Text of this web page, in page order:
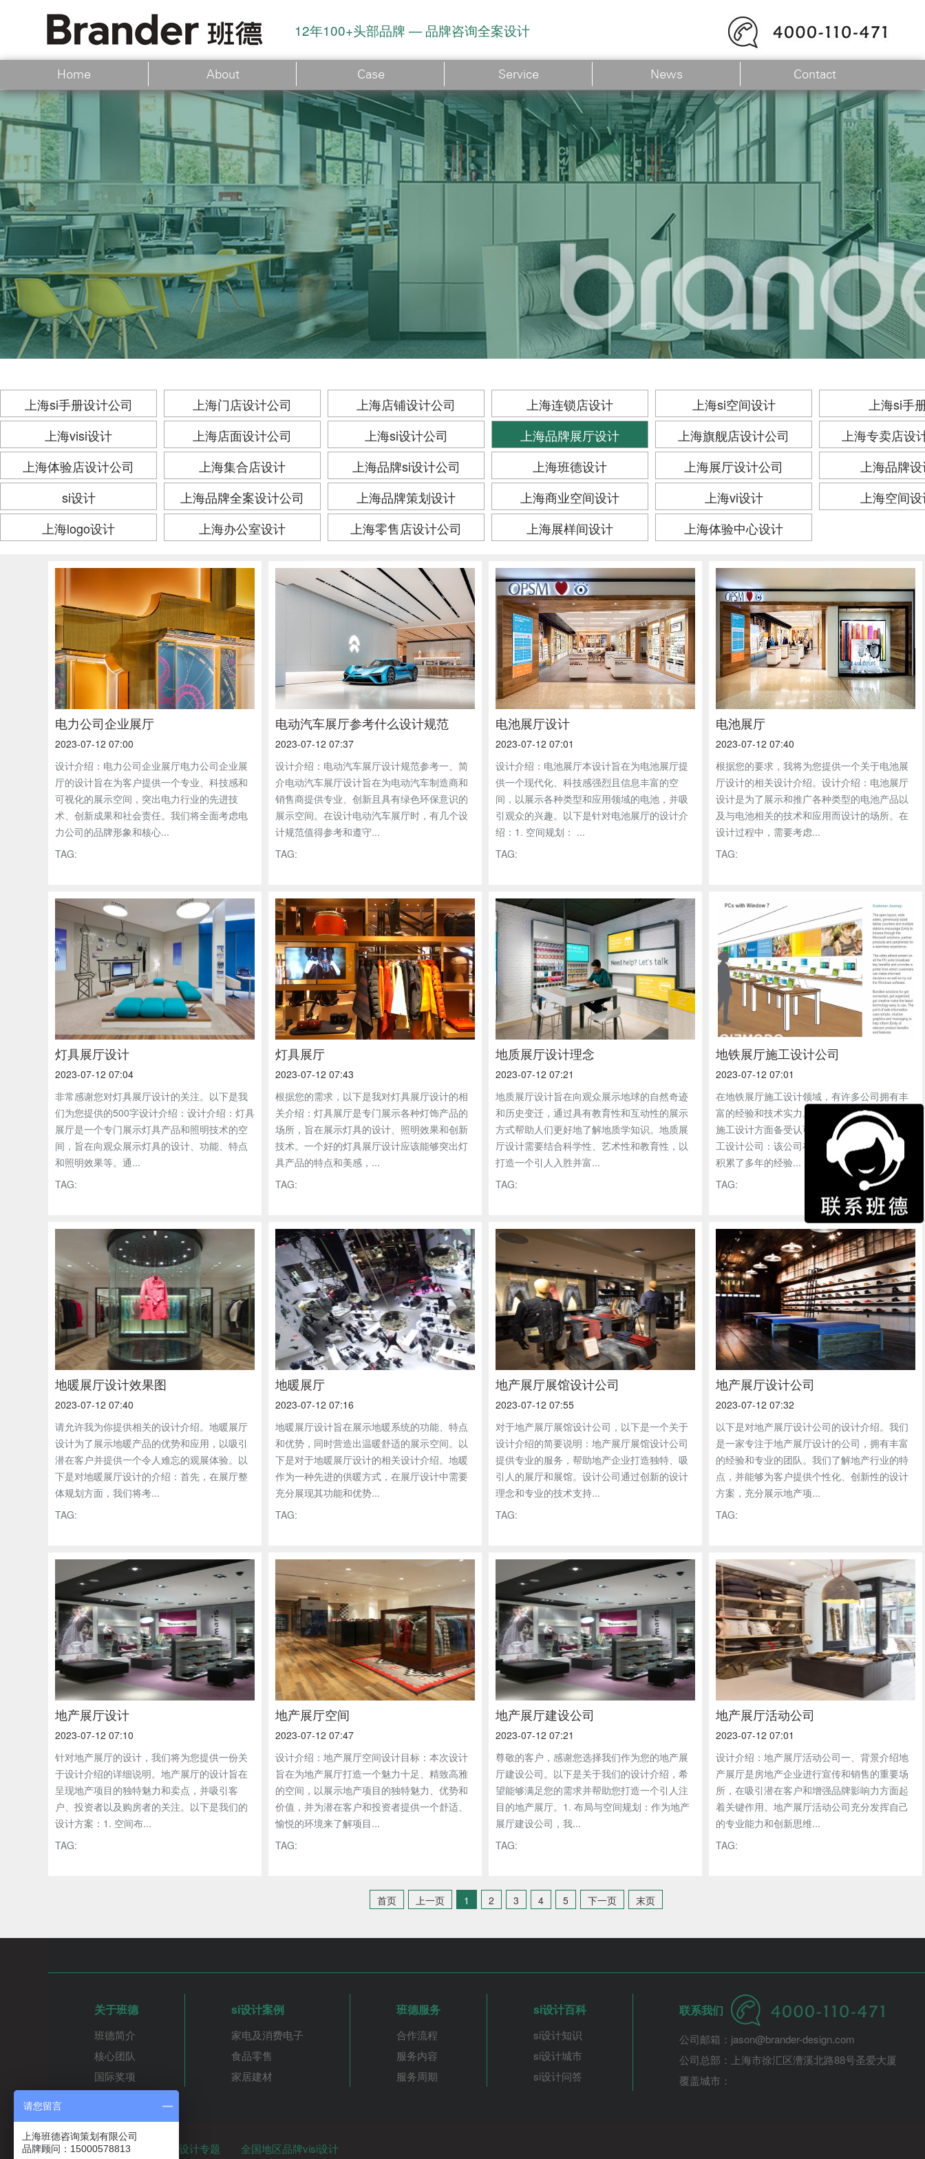
12年100+头部品牌 — 品牌咨询全案设计
Home About Case Service News Contact
上海si手册设计公司 上海门店设计公司 上海店铺设计公司 上海连锁店设计 上海si空间设计
上海si手
上海visi设计
上海店面设计公司 上海si设计公司 上海品牌展厅设计 上海旗舰店设计公司
上海专卖店设
上海体验店设计公司
上海集合店设计 上海品牌si设计公司 上海班德设计 上海展厅设计公司
上海品牌
si设计
上海品牌全案设计公司 上海品牌策划设计 上海商业空间设计 上海vi设计
上海空间
上海logo设计
上海办公室设计 上海零售店设计公司 上海展样间设计 上海体验中心设计
电力公司企业展厅
2023-07-12 07:00
设计介绍：电力公司企业展厅电力公司企业展
厅的设计旨在为客户提供一个专业、科技感和
可视化的展示空间，突出电力行业的先进技
术、创新成果和社会责任。我们将全面考虑电
力公司的品牌形象和核心...
TAG:
电动汽车展厅参考什么设计规范
2023-07-12 07:37
设计介绍：电动汽车展厅设计规范参考一、简
介电动汽车展厅设计旨在为电动汽车制造商和
销售商提供专业、创新且具有绿色环保意识的
展示空间。在设计电动汽车展厅时，有几个设
计规范值得参考和遵守...
TAG:
电池展厅设计
2023-07-12 07:01
设计介绍：电池展厅本设计旨在为电池展厅提
供一个现代化、科技感强烈且信息丰富的空
间，以展示各种类型和应用领域的电池，并吸
引观众的兴趣。以下是针对电池展厅的设计介
绍：1. 空间规划： ...
TAG:
电池展厅
2023-07-12 07:40
根据您的要求，我将为您提供一个关于电池展
厅设计的相关设计介绍。设计介绍：电池展厅
设计是为了展示和推广各种类型的电池产品以
及与电池相关的技术和应用而设计的场所。在
设计过程中，需要考虑...
TAG:
灯具展厅设计
2023-07-12 07:04
非常感谢您对灯具展厅设计的关注。以下是我
们为您提供的500字设计介绍：设计介绍：灯具
展厅是一个专门展示灯具产品和照明技术的空
间，旨在向观众展示灯具的设计、功能、特点
和照明效果等。通...
TAG:
灯具展厅
2023-07-12 07:43
根据您的需求，以下是我对灯具展厅设计的相
关介绍：灯具展厅是专门展示各种灯饰产品的
场所，旨在展示灯具的设计、照明效果和创新
技术。一个好的灯具展厅设计应该能够突出灯
具产品的特点和美感，...
TAG:
地质展厅设计理念
2023-07-12 07:21
地质展厅设计旨在向观众展示地球的自然奇迹
和历史变迁，通过具有教育性和互动性的展示
方式帮助人们更好地了解地质学知识。地质展
厅设计需要结合科学性、艺术性和教育性，以
打造一个引人入胜并富...
TAG:
地铁展厅施工设计公司
2023-07-12 07:01
在地铁展厅施工设计领域，有许多公司拥有丰
富的经验和技术实力。以下是五家在地铁展厅
施工设计方面备受认可的公司：1. 上海地铁施
工设计公司：该公司在地铁展厅施工设计领域
积累了多年的经验...
TAG:
地暖展厅设计效果图
2023-07-12 07:40
请允许我为你提供相关的设计介绍。地暖展厅
设计为了展示地暖产品的优势和应用，以吸引
潜在客户并提供一个令人难忘的观展体验。以
下是对地暖展厅设计的介绍：首先，在展厅整
体规划方面，我们将考...
TAG:
地暖展厅
2023-07-12 07:16
地暖展厅设计旨在展示地暖系统的功能、特点
和优势，同时营造出温暖舒适的展示空间。以
下是对于地暖展厅设计的相关设计介绍。地暖
作为一种先进的供暖方式，在展厅设计中需要
充分展现其功能和优势...
TAG:
地产展厅展馆设计公司
2023-07-12 07:55
对于地产展厅展馆设计公司，以下是一个关于
设计介绍的简要说明：地产展厅展馆设计公司
提供专业的服务，帮助地产企业打造独特、吸
引人的展厅和展馆。设计公司通过创新的设计
理念和专业的技术支持...
TAG:
地产展厅设计公司
2023-07-12 07:32
以下是对地产展厅设计公司的设计介绍。我们
是一家专注于地产展厅设计的公司，拥有丰富
的经验和专业的团队。我们了解地产行业的特
点，并能够为客户提供个性化、创新性的设计
方案，充分展示地产项...
TAG:
地产展厅设计
2023-07-12 07:10
针对地产展厅的设计，我们将为您提供一份关
于设计介绍的详细说明。地产展厅的设计旨在
呈现地产项目的独特魅力和卖点，并吸引客
户、投资者以及购房者的关注。以下是我们的
设计方案：1. 空间布...
TAG:
地产展厅空间
2023-07-12 07:47
设计介绍：地产展厅空间设计目标：本次设计
旨在为地产展厅打造一个魅力十足、精致高雅
的空间，以展示地产项目的独特魅力、优势和
价值，并为潜在客户和投资者提供一个舒适、
愉悦的环境来了解项目...
TAG:
地产展厅建设公司
2023-07-12 07:21
尊敬的客户，感谢您选择我们作为您的地产展
厅建设公司。以下是关于我们的设计介绍，希
望能够满足您的需求并帮助您打造一个引人注
目的地产展厅。1. 布局与空间规划：作为地产
展厅建设公司，我...
TAG:
地产展厅活动公司
2023-07-12 07:01
设计介绍：地产展厅活动公司一、背景介绍地
产展厅是房地产企业进行宣传和销售的重要场
所，在吸引潜在客户和增强品牌影响力方面起
着关键作用。地产展厅活动公司充分发挥自己
的专业能力和创新思维...
TAG:
首页 上一页 1 2 3 4 5 下一页 末页
关于班德
班德简介
核心团队
国际奖项
si设计案例
家电及消费电子
食品零售
家居建材
班德服务
合作流程
服务内容
服务周期
si设计百科
si设计知识
si设计城市
si设计问答
联系我们
公司邮箱：jason@brander-design.com
公司总部：上海市徐汇区漕溪北路88号圣爱大厦
覆盖城市：
最新设计专题标签 品牌设计专题 全国地区品牌visi设计
请您留言
上海班德咨询策划有限公司
品牌顾问：15000578813